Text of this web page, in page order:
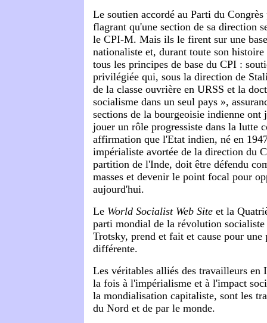
Le soutien accordé au Parti du
flagrant qu'une section de sa direction
le CPI-M. Mais ils le firent sur une
nationaliste et, durant toute son
tous les principes de base du CPI :
privilégiée qui, sous la direction de
de la classe ouvrière en URSS et la
socialisme dans un seul pays »,
sections de la bourgeoisie indienne ont
jouer un rôle progressiste dans la lutte
affirmation que l'Etat indien, né en
impérialiste avortée de la direction du
partition de l'Inde, doit être défendu
masses et devenir le point focal pour
aujourd'hui.
Le World Socialist Web Site et la
parti mondial de la révolution
Trotsky, prend et fait et cause pour
différente.
Les véritables alliés des travailleurs en
la fois à l'impérialisme et à l'impact
la mondialisation capitaliste, sont les
du Nord et de par le monde.